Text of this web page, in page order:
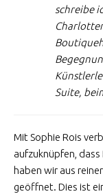
schreibe
Suite,
Mit Sophie Rois
aufzuknüpfen,
haben wir aus
geöffnet. Dies ist